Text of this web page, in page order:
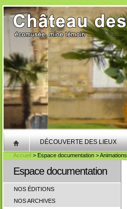
DÉCOUVERTE DES LIEUX
Accueil > Espace documentation > Animations
Espace documentation
NOS ÉDITIONS
NOS ARCHIVES